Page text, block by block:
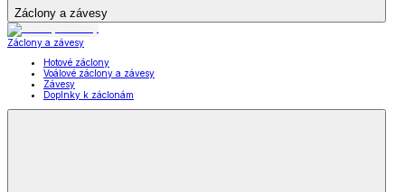
Záclony a závesy
Záclony a závesy
Hotové záclony
Voálové záclony a závesy
Závesy
Doplnky k záclonám